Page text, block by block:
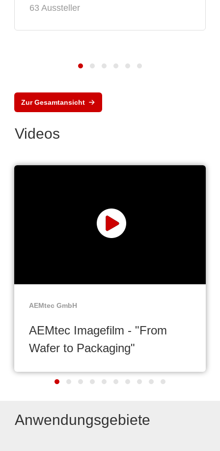
63 Aussteller
Zur Gesamtansicht
Videos
AEMtec GmbH
AEMtec Imagefilm - "From
Wafer to Packaging"
Anwendungsgebiete